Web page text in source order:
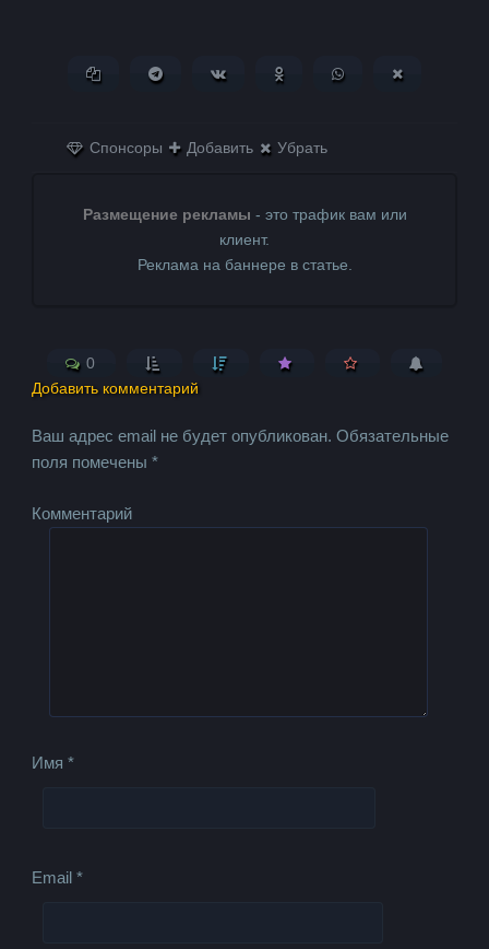
Копировать ссылкуПоделиться в Telegram
Поделиться ВКонтактеПоделиться в
Поделиться в
Спонсоры Добавить Убрать
Размещение рекламы - это трафик вам или
клиент.
Реклама на баннере в статье.
0
Добавить комментарий
Ваш адрес email не будет опубликован. Обязательные
поля помечены*
Комментарий
Имя*
Email*